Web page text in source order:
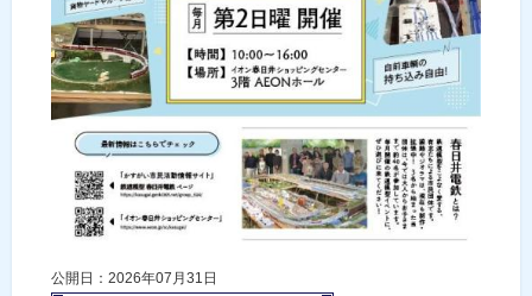
公開日：2026年07月31日